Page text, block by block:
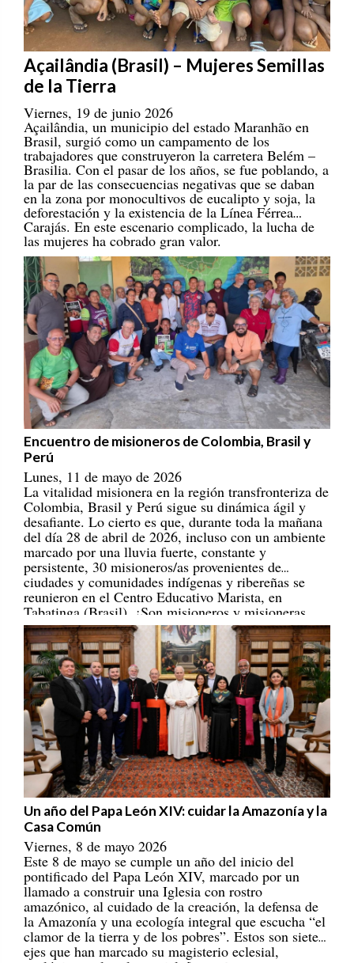
Açailândia (Brasil) – Mujeres Semillas
de la Tierra
Viernes, 19 de junio 2026
Açailândia, un municipio del estado Maranhão en
Brasil, surgió como un campamento de los
trabajadores que construyeron la carretera Belém –
Brasilia. Con el pasar de los años, se fue poblando, a
la par de las consecuencias negativas que se daban
en la zona por monocultivos de eucalipto y soja, la
deforestación y la existencia de la Línea Férrea
Carajás. En este escenario complicado, la lucha de
las mujeres ha cobrado gran valor.
Encuentro de misioneros de Colombia, Brasil y
Perú
Lunes, 11 de mayo de 2026
La vitalidad misionera en la región transfronteriza de
Colombia, Brasil y Perú sigue su dinámica ágil y
desafiante. Lo cierto es que, durante toda la mañana
del día 28 de abril de 2026, incluso con un ambiente
marcado por una lluvia fuerte, constante y
persistente, 30 misioneros/as provenientes de
ciudades y comunidades indígenas y ribereñas se
reunieron en el Centro Educativo Marista, en
Tabatinga (Brasil). ¡Son misioneros y misioneras
portadores/as de esperanza! [REPAM]
Un año del Papa León XIV: cuidar la Amazonía y la
Casa Común
Viernes, 8 de mayo 2026
Este 8 de mayo se cumple un año del inicio del
pontificado del Papa León XIV, marcado por un
llamado a construir una Iglesia con rostro
amazónico, al cuidado de la creación, la defensa de
la Amazonía y una ecología integral que escucha “el
clamor de la tierra y de los pobres”. Estos son siete
ejes que han marcado su magisterio eclesial,
ecológico, cultural y social. [REPAM]